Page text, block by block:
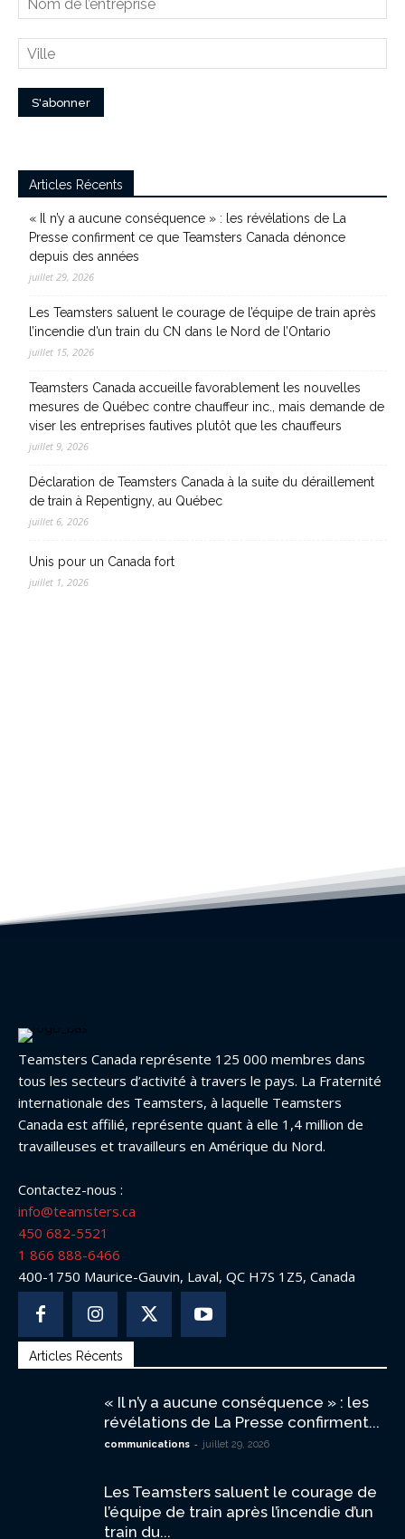
Articles Récents
« Il n’y a aucune conséquence » : les révélations de La
Presse confirment ce que Teamsters Canada dénonce
depuis des années
juillet 29, 2026
Les Teamsters saluent le courage de l’équipe de train après
l’incendie d’un train du CN dans le Nord de l’Ontario
juillet 15, 2026
Teamsters Canada accueille favorablement les nouvelles
mesures de Québec contre chauffeur inc., mais demande de
viser les entreprises fautives plutôt que les chauffeurs
juillet 9, 2026
Déclaration de Teamsters Canada à la suite du déraillement
de train à Repentigny, au Québec
juillet 6, 2026
Unis pour un Canada fort
juillet 1, 2026
Teamsters Canada représente 125 000 membres dans
tous les secteurs d’activité à travers le pays. La Fraternité
internationale des Teamsters, à laquelle Teamsters
Canada est affilié, représente quant à elle 1,4 million de
travailleuses et travailleurs en Amérique du Nord.
Contactez-nous :
info@teamsters.ca
450 682-5521
1 866 888-6466
400-1750 Maurice-Gauvin, Laval, QC H7S 1Z5, Canada
Articles Récents
« Il n’y a aucune conséquence » : les
révélations de La Presse confirment...
communications - juillet 29, 2026
Les Teamsters saluent le courage de
l’équipe de train après l’incendie d’un
train du...